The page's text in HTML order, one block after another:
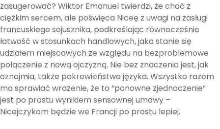
zasugerować? Wiktor Emanuel twierdzi, że choć z
ciężkim sercem, ale poświęca Niceę z uwagi na zasługi
francuskiego sojusznika, podkreślając równocześnie
łatwość w stosunkach handlowych, jaka stanie się
udziałem miejscowych ze względu na bezproblemowe
połączenie z nową ojczyzną. Nie bez znaczenia jest, jak
oznajmia, także pokrewieństwo języka. Wszystko razem
ma sprawiać wrażenie, że to “ponowne zjednoczenie”
jest po prostu wynikiem sensownej umowy –
Nicejczykom będzie we Francji po prostu lepiej.